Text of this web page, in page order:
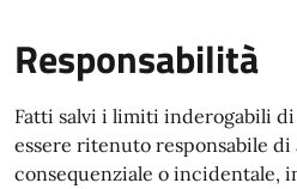
Responsabilità
Fatti salvi i limiti inderogabili di
essere ritenuto responsabile
consequenziale o incidentale,